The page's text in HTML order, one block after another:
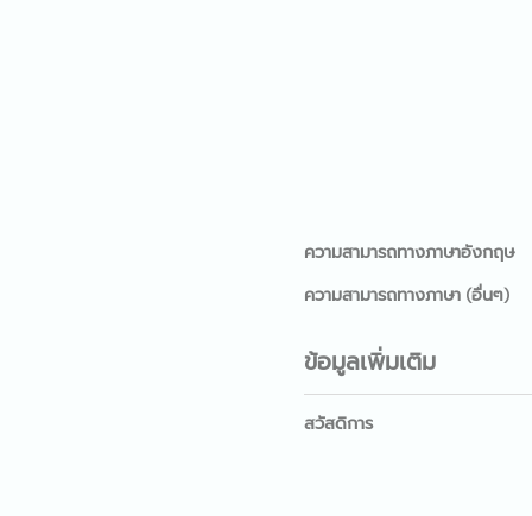
ความสามารถทางภาษาอังกฤษ
ความสามารถทางภาษา (อื่นๆ)
ข้อมูลเพิ่มเติม
สวัสดิการ